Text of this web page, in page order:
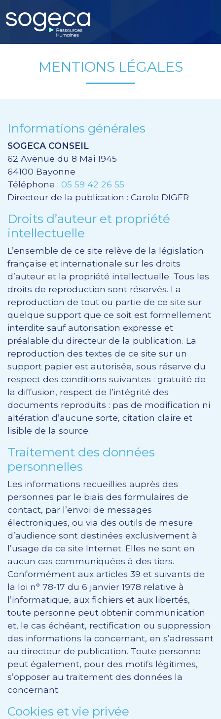
MENTIONS LÉGALES
Informations générales
SOGECA CONSEIL
62 Avenue du 8 Mai 1945
64100 Bayonne
Téléphone : 05 59 42 26 55
Directeur de la publication : Carole DIGER
Droits d’auteur et propriété
intellectuelle
L’ensemble de ce site relève de la législation
française et internationale sur les droits
d’auteur et la propriété intellectuelle. Tous les
droits de reproduction sont réservés. La
reproduction de tout ou partie de ce site sur
quelque support que ce soit est formellement
interdite sauf autorisation expresse et
préalable du directeur de la publication. La
reproduction des textes de ce site sur un
support papier est autorisée, sous réserve du
respect des conditions suivantes : gratuité de
la diffusion, respect de l’intégrité des
documents reproduits : pas de modification ni
altération d’aucune sorte, citation claire et
lisible de la source.
Traitement des données
personnelles
Les informations recueillies auprès des
personnes par le biais des formulaires de
contact, par l’envoi de messages
électroniques, ou via des outils de mesure
d’audience sont destinées exclusivement à
l’usage de ce site Internet. Elles ne sont en
aucun cas communiquées à des tiers.
Conformément aux articles 39 et suivants de
la loi n° 78-17 du 6 janvier 1978 relative à
l’informatique, aux fichiers et aux libertés,
toute personne peut obtenir communication
et, le cas échéant, rectification ou suppression
des informations la concernant, en s’adressant
au directeur de publication. Toute personne
peut également, pour des motifs légitimes,
s’opposer au traitement des données la
concernant.
Cookies et vie privée